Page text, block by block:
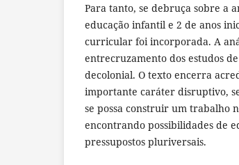
Para tanto, se debruça sobre a
educação infantil e 2 de anos
curricular foi incorporada. A
entrecruzamento dos estudos
decolonial. O texto encerra
importante caráter disruptivo,
se possa construir um trabalho
encontrando possibilidades de
pressupostos pluriversais.